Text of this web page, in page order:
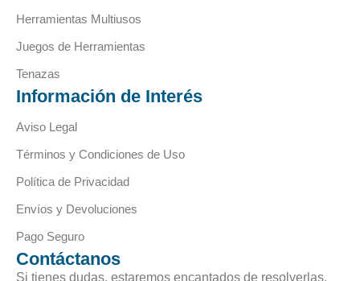
Herramientas Multiusos
Juegos de Herramientas
Tenazas
Información de Interés
Aviso Legal
Términos y Condiciones de Uso
Política de Privacidad
Envíos y Devoluciones
Pago Seguro
Contáctanos
Si tienes dudas, estaremos encantados de resolverlas.